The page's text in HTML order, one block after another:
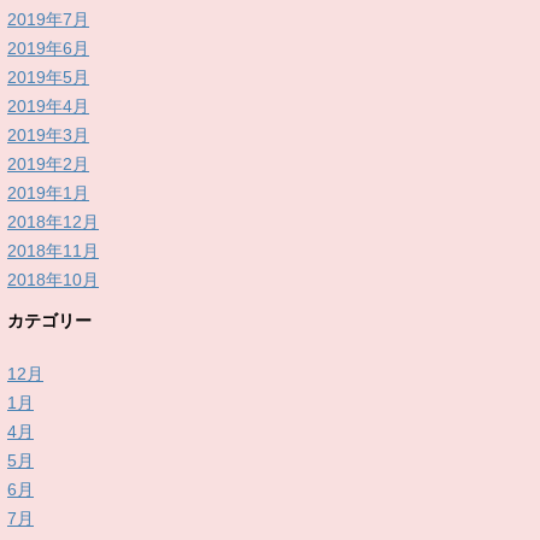
2019年7月
2019年6月
2019年5月
2019年4月
2019年3月
2019年2月
2019年1月
2018年12月
2018年11月
2018年10月
カテゴリー
12月
1月
4月
5月
6月
7月